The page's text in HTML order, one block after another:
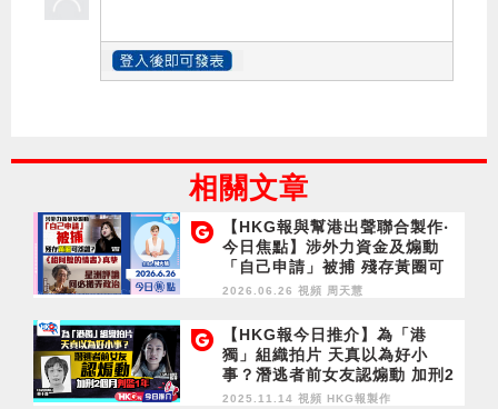
相關文章
【HKG報與幫港出聲聯合製作‧
今日焦點】涉外力資金及煽動
「自己申請」被捕 殘存黃圈可
怨誰？ 《給阿嬤的情書》真摯
2026.06.26 視頻 周天慧
【HKG報今日推介】為「港
獨」組織拍片 天真以為好小
事？潛逃者前女友認煽動 加刑2
個月判監1年
2025.11.14 視頻 HKG報製作